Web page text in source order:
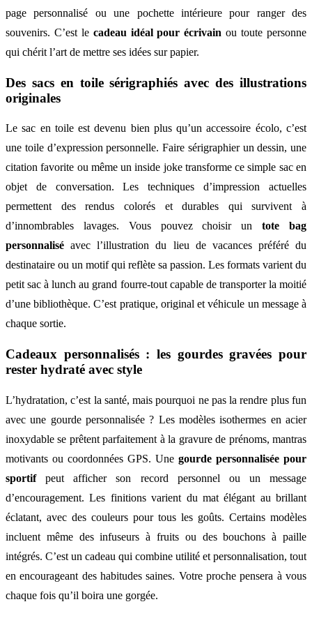
page personnalisé ou une pochette intérieure pour ranger des
souvenirs. C’est le cadeau idéal pour écrivain ou toute personne
qui chérit l’art de mettre ses idées sur papier.
Des sacs en toile sérigraphiés avec des illustrations
originales
Le sac en toile est devenu bien plus qu’un accessoire écolo, c’est
une toile d’expression personnelle. Faire sérigraphier un dessin, une
citation favorite ou même un inside joke transforme ce simple sac en
objet de conversation. Les techniques d’impression actuelles
permettent des rendus colorés et durables qui survivent à
d’innombrables lavages. Vous pouvez choisir untote bag
personnalisé avec l’illustration du lieu de vacances préféré du
destinataire ou un motif qui reflète sa passion. Les formats varient du
petit sac à lunch au grand fourre-tout capable de transporter la moitié
d’une bibliothèque. C’est pratique, original et véhicule un message à
chaque sortie.
Cadeaux personnalisés : les gourdes gravées pour
rester hydraté avec style
L’hydratation, c’est la santé, mais pourquoi ne pas la rendre plus fun
avec une gourde personnalisée ? Les modèles isothermes en acier
inoxydable se prêtent parfaitement à la gravure de prénoms, mantras
motivants ou coordonnées GPS. Une gourde personnalisée pour
sportifpeut afficher son record personnel ou un message
d’encouragement. Les finitions varient du mat élégant au brillant
éclatant, avec des couleurs pour tous les goûts. Certains modèles
incluent même des infuseurs à fruits ou des bouchons à paille
intégrés. C’est un cadeau qui combine utilité et personnalisation, tout
en encourageant des habitudes saines. Votre proche pensera à vous
chaque fois qu’il boira une gorgée.